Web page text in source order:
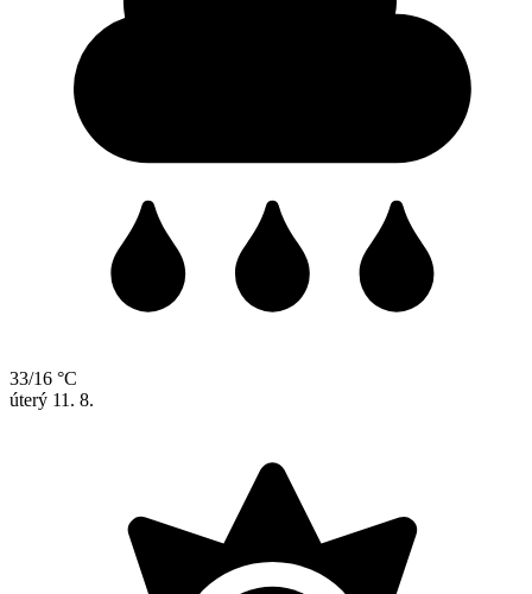
33/16 °C
úterý 11. 8.